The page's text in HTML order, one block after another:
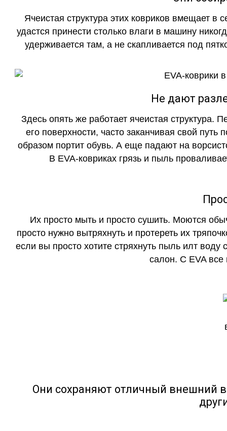
Ячеистая структура этих ковриков вмещает в
удастся принести столько влаги в машину
удерживается там, а не скапливается под
Не дают
Здесь опять же работает ячеистая структура.
его поверхности, часто заканчивая свой
образом портит обувь. А еще падают на
В EVA-ковриках грязь и пыль
Их просто мыть и просто сушить. Моются
просто нужно вытряхнуть и протереть их
если вы просто хотите стряхнуть пыль илт воду
салон. С EVA все
Они сохраняют отличный внешний